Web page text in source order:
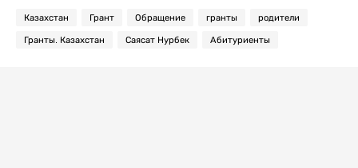
Казахстан Грант Обращение гранты родители
Гранты. Казахстан Саясат Нурбек Абитуриенты